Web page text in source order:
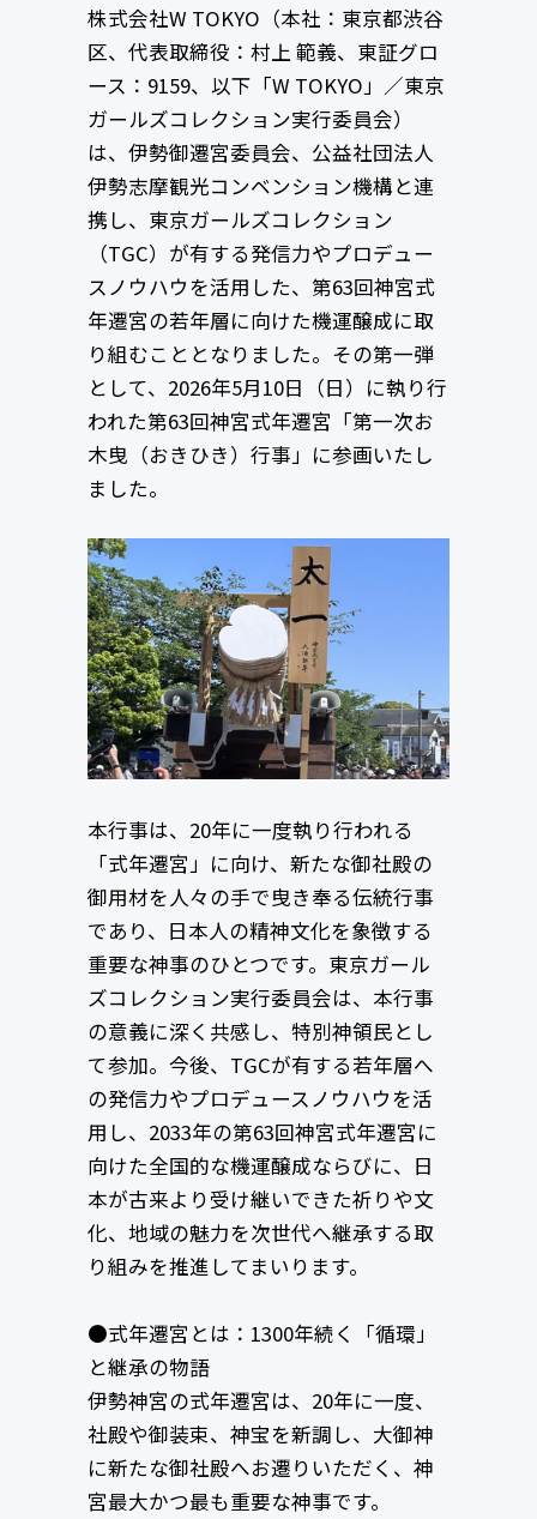
株式会社W TOKYO（本社：東京都渋谷
区、代表取締役：村上 範義、東証グロ
ース：9159、以下「W TOKYO」／東京
ガールズコレクション実行委員会）
は、伊勢御遷宮委員会、公益社団法人
伊勢志摩観光コンベンション機構と連
携し、東京ガールズコレクション
（TGC）が有する発信力やプロデュー
スノウハウを活用した、第63回神宮式
年遷宮の若年層に向けた機運醸成に取
り組むこととなりました。その第一弾
として、2026年5月10日（日）に執り行
われた第63回神宮式年遷宮「第一次お
木曳（おきひき）行事」に参画いたし
ました。
本行事は、20年に一度執り行われる
「式年遷宮」に向け、新たな御社殿の
御用材を人々の手で曳き奉る伝統行事
であり、日本人の精神文化を象徴する
重要な神事のひとつです。東京ガール
ズコレクション実行委員会は、本行事
の意義に深く共感し、特別神領民とし
て参加。今後、TGCが有する若年層へ
の発信力やプロデュースノウハウを活
用し、2033年の第63回神宮式年遷宮に
向けた全国的な機運醸成ならびに、日
本が古来より受け継いできた祈りや文
化、地域の魅力を次世代へ継承する取
り組みを推進してまいります。
●式年遷宮とは：1300年続く「循環」
と継承の物語
伊勢神宮の式年遷宮は、20年に一度、
社殿や御装束、神宝を新調し、大御神
に新たな御社殿へお遷りいただく、神
宮最大かつ最も重要な神事です。